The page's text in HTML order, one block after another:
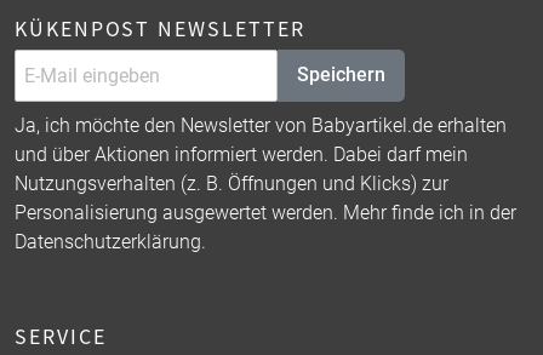
KÜKENPOST NEWSLETTER
Speichern
Ja, ich möchte den Newsletter von Babyartikel.de erhalten
und über Aktionen informiert werden. Dabei darf mein
Nutzungsverhalten (z. B. Öffnungen und Klicks) zur
Personalisierung ausgewertet werden. Mehr finde ich in der
Datenschutzerklärung.
SERVICE